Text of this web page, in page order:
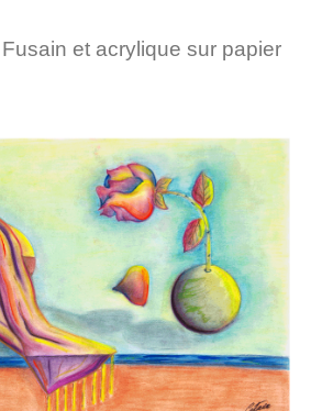
et acrylique sur papier